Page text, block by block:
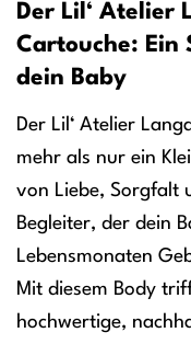
Der Lil‘ Atelier
Cartouche: Ein
dein Baby
Der Lil‘ Atelier
mehr als nur ein
von Liebe, Sorgfalt
Begleiter, der dein
Lebensmonaten
Mit diesem Body
hochwertige,